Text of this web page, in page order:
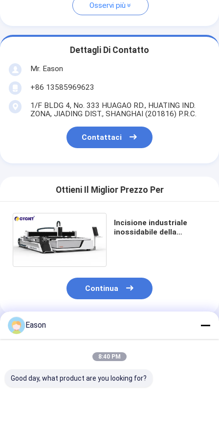
Osservi più
Dettagli Di Contatto
Mr. Eason
+86 13585969623
1/F BLDG 4, No. 333 HUAGAO RD., HUATING IND.
ZONA, JIADING DIST., SHANGHAI (201816) P.R.C.
Contattaci
Ottieni Il Miglior Prezzo Per
Incisione industriale
inossidabile della
Continua
Prodotti Raccomandati
Eason
8:40 PM
Good day, what product are you looking for?